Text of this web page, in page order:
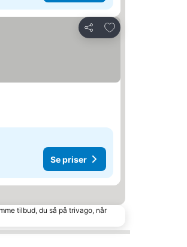
Del
Føj til favoritter
Se priser
tilbud, du så på trivago, når